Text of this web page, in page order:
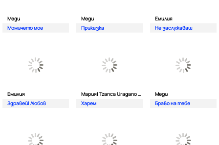
Меди
Момичето мое
Меди
Приказка
Емилия
Не заслужаваш
Емилия
Здравей| Любов
Мария| Tzanca Uragano и VIP Stefcho Band
Харем
Меди
Браво на тебе